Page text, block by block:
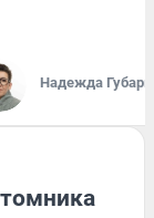
Надежда Губарь